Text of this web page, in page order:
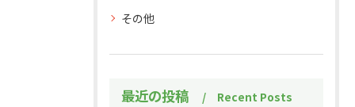
その他
最近の投稿 Recent Posts